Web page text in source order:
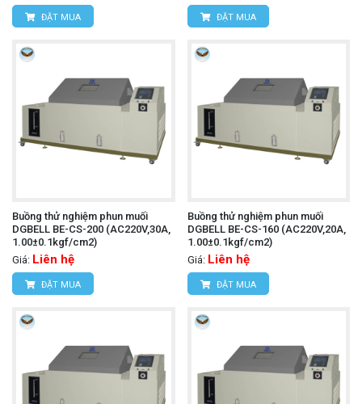
ĐẶT MUA ĐẶT MUA
Buồng thử nghiệm phun muối
DGBELL BE-CS-200 (AC220V,30A,
1.00±0.1kgf/cm2)
Giá: Liên hệ
ĐẶT MUA
Buồng thử nghiệm phun muối
DGBELL BE-CS-160 (AC220V,20A,
1.00±0.1kgf/cm2)
Giá: Liên hệ
ĐẶT MUA